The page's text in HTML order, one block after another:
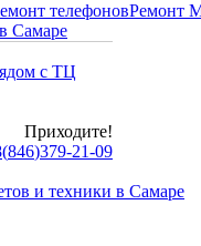
телефоновРемонт
с ТЦ
Приходите!
(846)379-21-09
и техники в Самаре